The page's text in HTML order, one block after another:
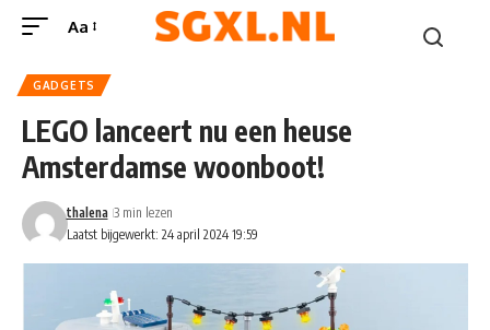
Aa
GADGETS
LEGO lanceert nu een heuse
Amsterdamse woonboot!
Laatst bijgewerkt: 24 april 2024 19:59
thalena 3 min lezen